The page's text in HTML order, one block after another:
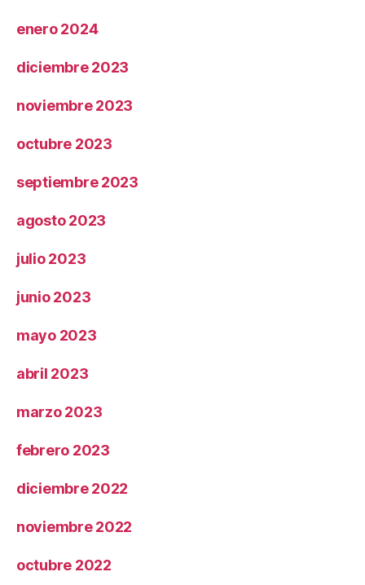
enero 2024
diciembre 2023
noviembre 2023
octubre 2023
septiembre 2023
agosto 2023
julio 2023
junio 2023
mayo 2023
abril 2023
marzo 2023
febrero 2023
diciembre 2022
noviembre 2022
octubre 2022